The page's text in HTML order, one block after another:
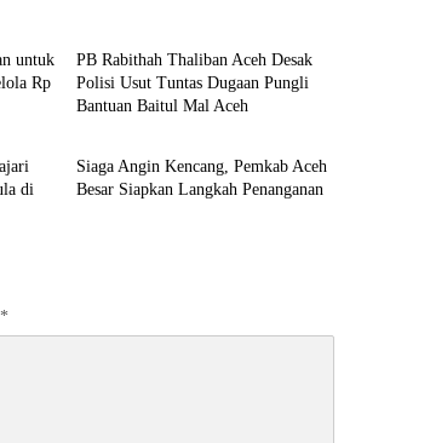
untuk
Rp
PB Rabithah Thaliban Aceh Desak
Polisi Usut Tuntas Dugaan Pungli
Bantuan Baitul Mal Aceh
di
Siaga Angin Kencang, Pemkab Aceh
Besar Siapkan Langkah Penanganan
*